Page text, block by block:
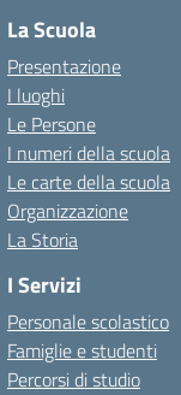
La Scuola
Presentazione
I luoghi
Le Persone
I numeri della scuola
Le carte della scuola
Organizzazione
La Storia
I Servizi
Personale scolastico
Famiglie e studenti
Percorsi di studio